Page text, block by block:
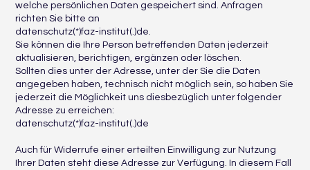
welche persönlichen Daten gespeichert sind. Anfragen
richten Sie bitte an
datenschutz(*)faz-institut(.)de.
Sie können die Ihre Person betreffenden Daten jederzeit
aktualisieren, berichtigen, ergänzen oder löschen.
Sollten dies unter der Adresse, unter der Sie die Daten
angegeben haben, technisch nicht möglich sein, so haben Sie
jederzeit die Möglichkeit uns diesbezüglich unter folgender
Adresse zu erreichen:
datenschutz(*)faz-institut(.)de
Auch für Widerrufe einer erteilten Einwilligung zur Nutzung
Ihrer Daten steht diese Adresse zur Verfügung. In diesem Fall